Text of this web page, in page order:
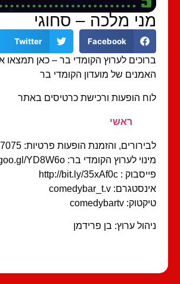
מני מלכה – סחוגי
Facebook
Twitter
ברוכים לערוץ הקומדי בר – כאן
האמנים של מועדון הקומדי בר
לוח הופעות ורכישת כרטיסים באתר
ראשי
לבירורים, והזמנת הופעות פרטיות: 03-5607075
מינוי לערוץ הקומדי בר: https://goo.gl/YD8W6o
פייסבוק : http://bit.ly/35xAf0c
אינסטגרם: comedybar_t.v
טיקטוק: comedybartv
ניהול ערוץ: בן פרידמן